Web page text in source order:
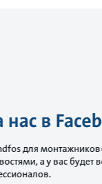
в
для
а у вас будет